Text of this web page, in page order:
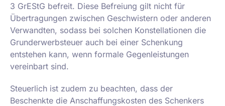
3 GrEStG befreit. Diese Befreiung gilt nicht für
Übertragungen zwischen Geschwistern oder anderen
Verwandten, sodass bei solchen Konstellationen die
Grunderwerbsteuer auch bei einer Schenkung
entstehen kann, wenn formale Gegenleistungen
vereinbart sind.
Steuerlich ist zudem zu beachten, dass der
Beschenkte die Anschaffungskosten des Schenkers